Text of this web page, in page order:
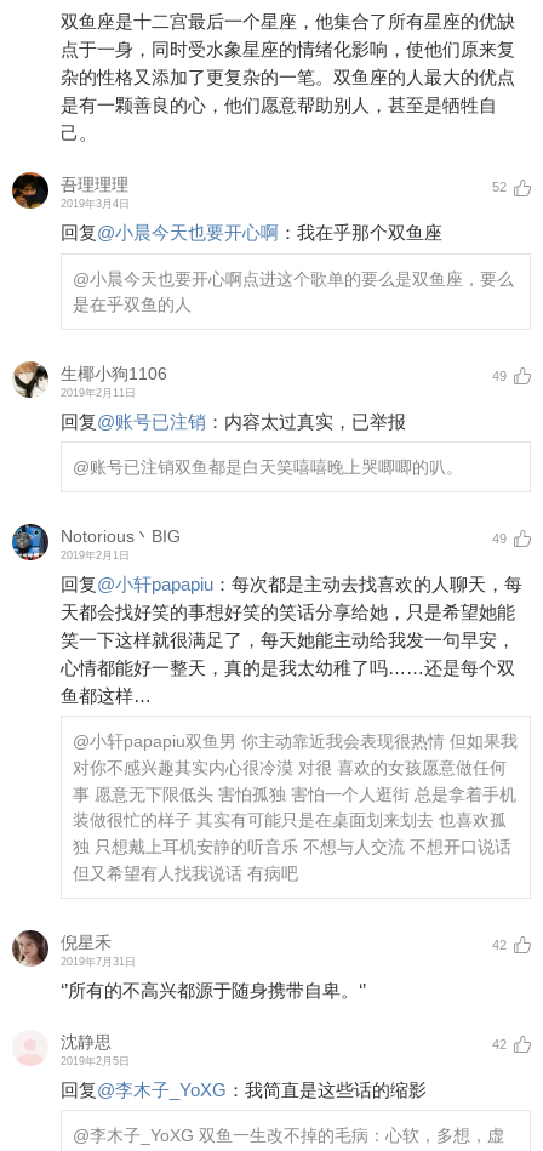
双鱼座是十二宫最后一个星座，他集合了所有星座的优缺
点于一身，同时受水象星座的情绪化影响，使他们原来复
杂的性格又添加了更复杂的一笔。双鱼座的人最大的优点
是有一颗善良的心，他们愿意帮助别人，甚至是牺牲自
己。
吾理理理
2019年3月4日
52
回复@小晨今天也要开心啊 ： 我在乎那个双鱼座
@小晨今天也要开心啊点进这个歌单的要么是双鱼座，要么
是在乎双鱼的人
生椰小狗1106
2019年2月11日
49
回复@账号已注销 ： 内容太过真实，已举报
@账号已注销双鱼都是白天笑嘻嘻晚上哭唧唧的叭。
Notorious丶BIG
2019年2月1日
49
回复@小轩papapiu ： 每次都是主动去找喜欢的人聊天，每
天都会找好笑的事想好笑的笑话分享给她，只是希望她能
笑一下这样就很满足了，每天她能主动给我发一句早安，
心情都能好一整天，真的是我太幼稚了吗……还是每个双
鱼都这样…
@小轩papapiu双鱼男 你主动靠近我会表现很热情 但如果我
对你不感兴趣其实内心很冷漠 对很 喜欢的女孩愿意做任何
事 愿意无下限低头 害怕孤独 害怕一个人逛街 总是拿着手机
装做很忙的样子 其实有可能只是在桌面划来划去 也喜欢孤
独 只想戴上耳机安静的听音乐 不想与人交流 不想开口说话
但又希望有人找我说话 有病吧
倪星禾
2019年7月31日
42
‘’所有的不高兴都源于随身携带自卑。‘’
沈静思
2019年2月5日
42
回复@李木子_YoXG ： 我简直是这些话的缩影
@李木子_YoXG 双鱼一生改不掉的毛病：心软，多想，虚